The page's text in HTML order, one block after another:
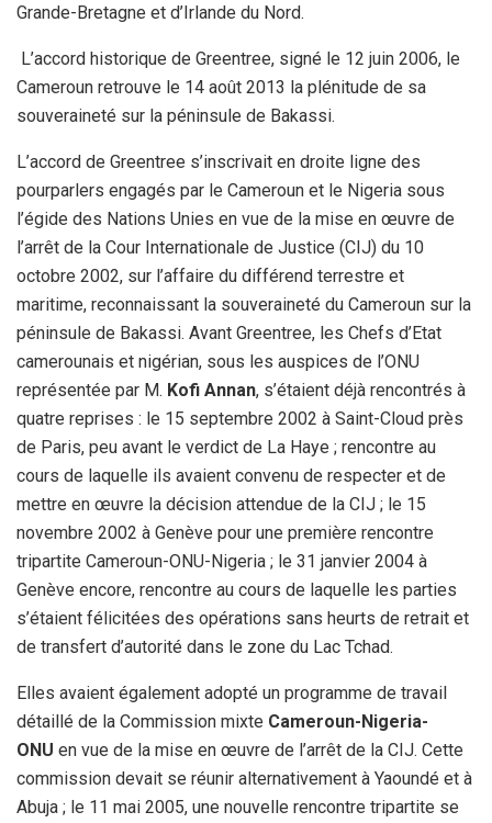
Grande-Bretagne et d’Irlande du Nord.
L’accord historique de Greentree, signé le 12 juin 2006, le
Cameroun retrouve le 14 août 2013 la plénitude de sa
souveraineté sur la péninsule de Bakassi.
L’accord de Greentree s’inscrivait en droite ligne des
pourparlers engagés par le Cameroun et le Nigeria sous
l’égide des Nations Unies en vue de la mise en œuvre de
l’arrêt de la Cour Internationale de Justice (CIJ) du 10
octobre 2002, sur l’affaire du différend terrestre et
maritime, reconnaissant la souveraineté du Cameroun sur la
péninsule de Bakassi. Avant Greentree, les Chefs d’Etat
camerounais et nigérian, sous les auspices de l’ONU
représentée par M. Kofi Annan, s’étaient déjà rencontrés à
quatre reprises : le 15 septembre 2002 à Saint-Cloud près
de Paris, peu avant le verdict de La Haye ; rencontre au
cours de laquelle ils avaient convenu de respecter et de
mettre en œuvre la décision attendue de la CIJ ; le 15
novembre 2002 à Genève pour une première rencontre
tripartite Cameroun-ONU-Nigeria ; le 31 janvier 2004 à
Genève encore, rencontre au cours de laquelle les parties
s’étaient félicitées des opérations sans heurts de retrait et
de transfert d’autorité dans le zone du Lac Tchad.
Elles avaient également adopté un programme de travail
détaillé de la Commission mixte Cameroun-Nigeria-
ONU en vue de la mise en œuvre de l’arrêt de la CIJ. Cette
commission devait se réunir alternativement à Yaoundé et à
Abuja ; le 11 mai 2005, une nouvelle rencontre tripartite se